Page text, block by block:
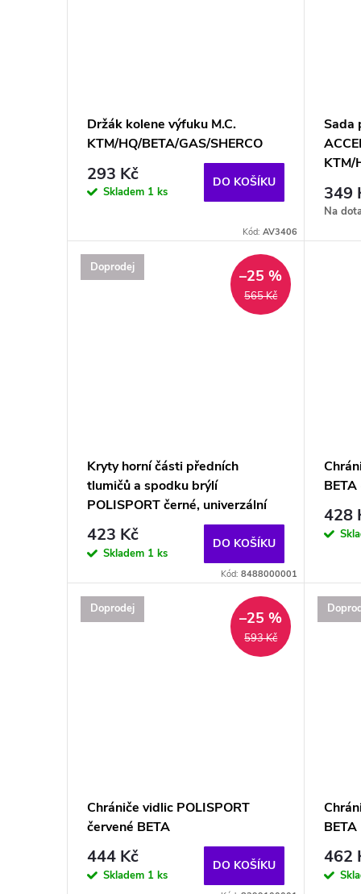
Držák kolene výfuku M.C.
KTM/HQ/BETA/GAS/SHERCO
293 Kč
Skladem 1 ks
DO KOŠÍKU
Kód:AV3406
Sada
KTM/
349
Na
Doprodej
565 Kč
–25 %
Kryty horní části předních
tlumičů a spodku brýlí
POLISPORT černé, univerzální
423 Kč
Skladem 1 ks
DO KOŠÍKU
Kód:8488000001
428
Doprodej
593 Kč
–25 %
Chrániče vidlic POLISPORT
červené BETA
444 Kč
Skladem 1 ks
DO KOŠÍKU
BETA
462